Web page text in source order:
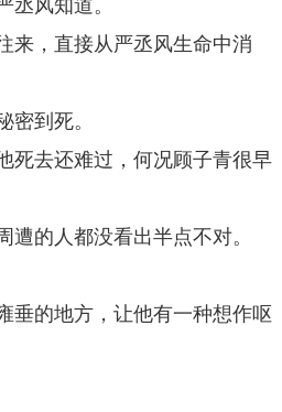
风知道。
来，直接从严丞风生命中消
到死。
死去还难过，何况顾子青很早
的人都没看出半点不对。
垂的地方，让他有一种想作呕